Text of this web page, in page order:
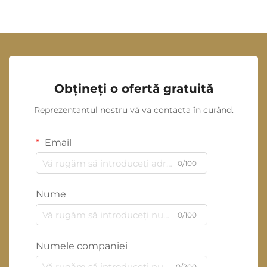
Obțineți o ofertă gratuită
Reprezentantul nostru vă va contacta în curând.
Email
0/100
Nume
0/100
Numele companiei